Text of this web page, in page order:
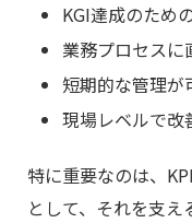
KGI達成のため
業務プロセスに
短期的な管理が
現場レベルで改
特に重要なのは、
として、それを支